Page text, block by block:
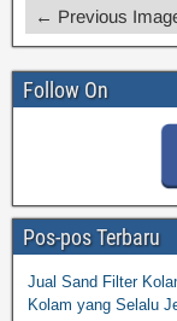
← Previous
Follow On
Pos-pos Terbaru
Jual Sand Filter
Kolam yang Selalu